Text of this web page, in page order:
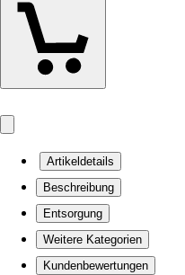
Artikeldetails
Beschreibung
Entsorgung
Weitere Kategorien
Kundenbewertungen